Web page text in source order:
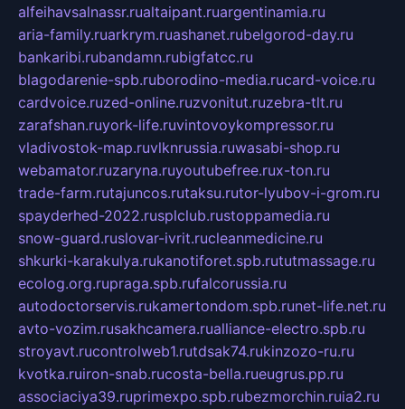
alfeihavsalnassr.rualtaipant.ruargentinamia.ru
aria-family.ruarkrym.ruashanet.rubelgorod-day.ru
bankaribi.rubandamn.rubigfatcc.ru
blagodarenie-spb.ruborodino-media.rucard-voice.ru
cardvoice.ruzed-online.ruzvonitut.ruzebra-tlt.ru
zarafshan.ruyork-life.ruvintovoykompressor.ru
vladivostok-map.ruvlknrussia.ruwasabi-shop.ru
webamator.ruzaryna.ruyoutubefree.rux-ton.ru
trade-farm.rutajuncos.rutaksu.rutor-lyubov-i-grom.ru
spayderhed-2022.rusplclub.rustoppamedia.ru
snow-guard.ruslovar-ivrit.rucleanmedicine.ru
shkurki-karakulya.rukanotiforet.spb.rututmassage.ru
ecolog.org.rupraga.spb.rufalcorussia.ru
autodoctorservis.rukamertondom.spb.runet-life.net.ru
avto-vozim.rusakhcamera.rualliance-electro.spb.ru
stroyavt.rucontrolweb1.rutdsak74.rukinzozo-ru.ru
kvotka.ruiron-snab.rucosta-bella.rueugrus.pp.ru
associaciya39.ruprimexpo.spb.rubezmorchin.ruia2.ru